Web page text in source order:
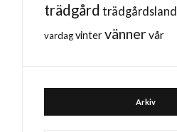
trädgård trädgårdsland
vardag vintervänner vår
Arkiv